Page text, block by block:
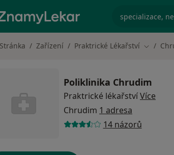
specializace,
Zařízení Praktrické Lékařství Změna
Poliklinika Chrudim
Praktrické lékařstvíVíce
Chrudim 1 adresa
14 názorů